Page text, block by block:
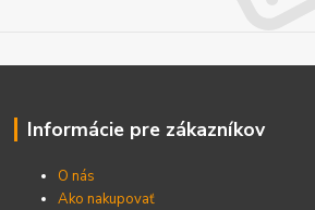
Informácie pre zákazníkov
O nás
Ako nakupovať